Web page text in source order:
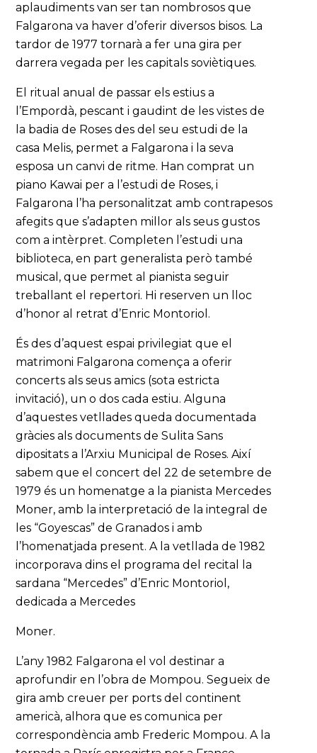
aplaudiments van ser tan nombrosos que
Falgarona va haver d’oferir diversos bisos. La
tardor de 1977 tornarà a fer una gira per
darrera vegada per les capitals soviètiques.
El ritual anual de passar els estius a
l’Empordà, pescant i gaudint de les vistes de
la badia de Roses des del seu estudi de la
casa Melis, permet a Falgarona i la seva
esposa un canvi de ritme. Han comprat un
piano Kawai per a l’estudi de Roses, i
Falgarona l’ha personalitzat amb contrapesos
afegits que s’adapten millor als seus gustos
com a intèrpret. Completen l’estudi una
biblioteca, en part generalista però també
musical, que permet al pianista seguir
treballant el repertori. Hi reserven un lloc
d’honor al retrat d’Enric Montoriol.
És des d’aquest espai privilegiat que el
matrimoni Falgarona comença a oferir
concerts als seus amics (sota estricta
invitació), un o dos cada estiu. Alguna
d’aquestes vetllades queda documentada
gràcies als documents de Sulita Sans
dipositats a l’Arxiu Municipal de Roses. Així
sabem que el concert del 22 de setembre de
1979 és un homenatge a la pianista Mercedes
Moner, amb la interpretació de la integral de
les “Goyescas” de Granados i amb
l’homenatjada present. A la vetllada de 1982
incorporava dins el programa del recital la
sardana “Mercedes” d’Enric Montoriol,
dedicada a Mercedes
Moner.
L’any 1982 Falgarona el vol destinar a
aprofundir en l’obra de Mompou. Segueix de
gira amb creuer per ports del continent
americà, alhora que es comunica per
correspondència amb Frederic Mompou. A la